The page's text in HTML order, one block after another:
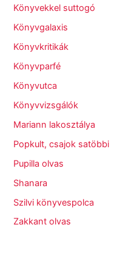
Könyvekkel suttogó
Könyvgalaxis
Könyvkritikák
Könyvparfé
Könyvutca
Könyvvizsgálók
Mariann lakosztálya
Popkult, csajok satöbbi
Pupilla olvas
Shanara
Szilvi könyvespolca
Zakkant olvas